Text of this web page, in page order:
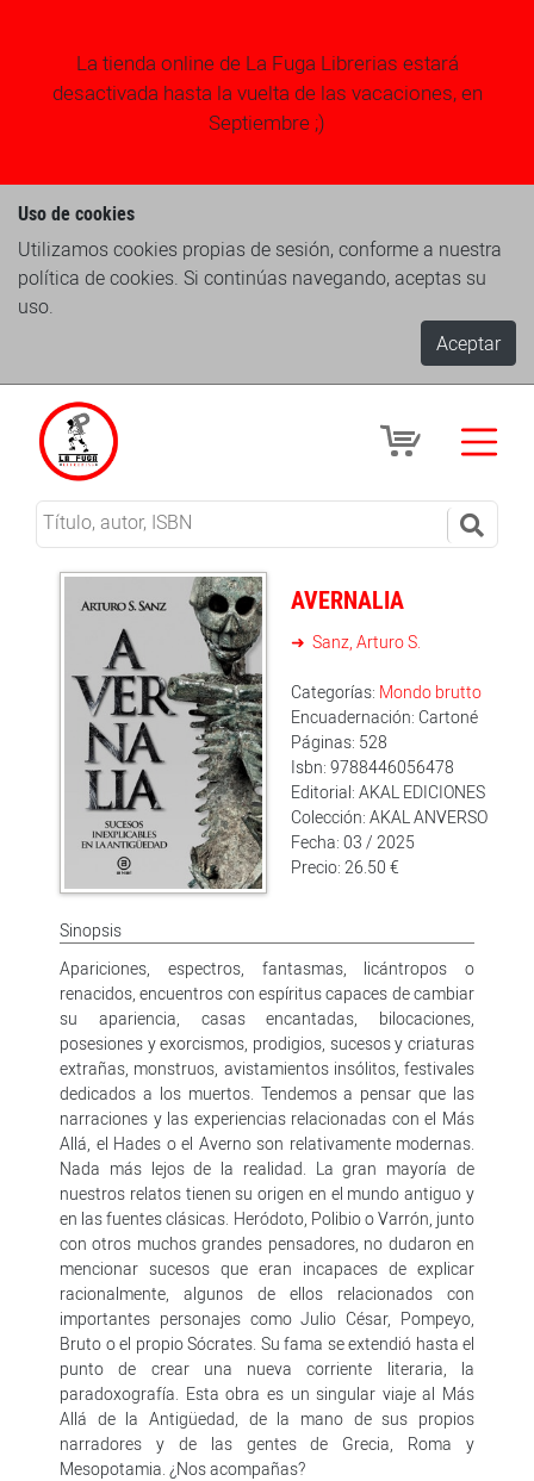
La tienda online de La Fuga Librerias estará
desactivada hasta la vuelta de las vacaciones, en
Septiembre ;)
Uso de cookies
Utilizamos cookies propias de sesión, conforme a nuestra
política de cookies. Si continúas navegando, aceptas su
uso.
Aceptar
AVERNALIA
Sanz, Arturo S.
Categorías: Mondo brutto
Encuadernación: Cartoné
Páginas: 528
Isbn: 9788446056478
Editorial: AKAL EDICIONES
Colección: AKAL ANVERSO
Fecha: 03 / 2025
Precio: 26.50 €
Sinopsis
Apariciones, espectros, fantasmas, licántropos o
renacidos, encuentros con espíritus capaces de cambiar
su apariencia, casas encantadas, bilocaciones,
posesiones y exorcismos, prodigios, sucesos y criaturas
extrañas, monstruos, avistamientos insólitos, festivales
dedicados a los muertos. Tendemos a pensar que las
narraciones y las experiencias relacionadas con el Más
Allá, el Hades o el Averno son relativamente modernas.
Nada más lejos de la realidad. La gran mayoría de
nuestros relatos tienen su origen en el mundo antiguo y
en las fuentes clásicas. Heródoto, Polibio o Varrón, junto
con otros muchos grandes pensadores, no dudaron en
mencionar sucesos que eran incapaces de explicar
racionalmente, algunos de ellos relacionados con
importantes personajes como Julio César, Pompeyo,
Bruto o el propio Sócrates. Su fama se extendió hasta el
punto de crear una nueva corriente literaria, la
paradoxografía. Esta obra es un singular viaje al Más
Allá de la Antigüedad, de la mano de sus propios
narradores y de las gentes de Grecia, Roma y
Mesopotamia. ¿Nos acompañas?